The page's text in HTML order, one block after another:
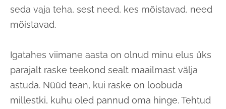
seda vaja teha, sest need, kes mõistavad, need
mõistavad.
Igatahes viimane aasta on olnud minu elus üks
parajalt raske teekond sealt maailmast välja
astuda. Nüüd tean, kui raske on loobuda
millestki, kuhu oled pannud oma hinge. Tehtud